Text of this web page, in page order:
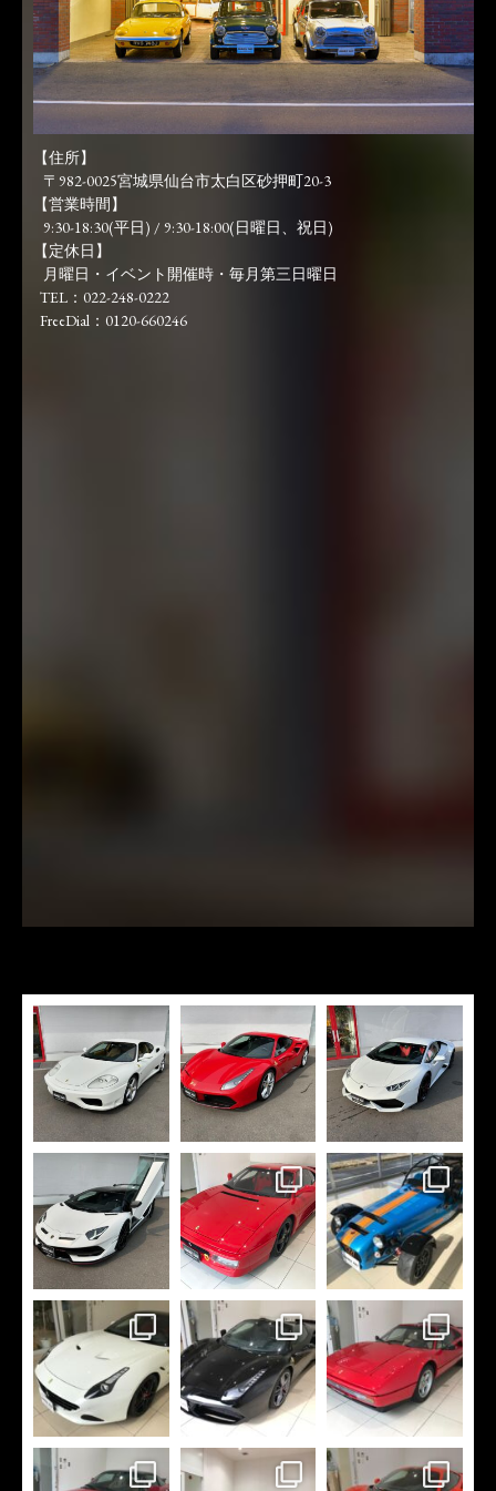
【住所】
〒982-0025宮城県仙台市太白区砂押町20-3
【営業時間】
9:30-18:30(平日) / 9:30-18:00(日曜日、祝日)
【定休日】
月曜日・イベント開催時・毎月第三日曜日
TEL：022-248-0222
FreeDial：0120-660246